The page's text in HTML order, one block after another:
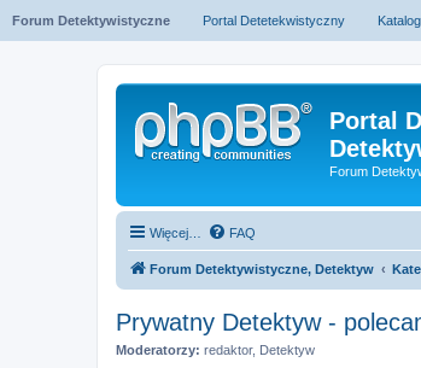
Forum Detektywistyczne Portal Detetekwistyczny
Portal
Forum
Więcej… FAQ
Forum Detektywistyczne, Detektyw
Prywatny Detektyw -
Moderatorzy: redaktor, Detektyw